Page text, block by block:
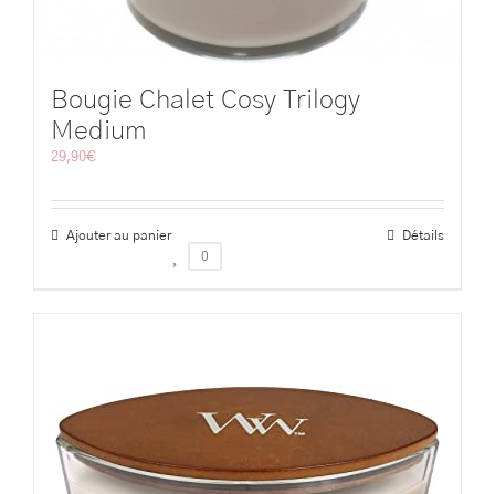
Bougie Chalet Cosy Trilogy
Medium
29,90€
Ajouter au panier
Détails
0